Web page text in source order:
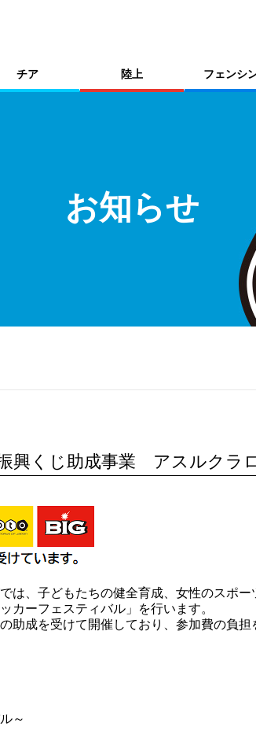
チア 陸上 フェンシ
お知らせ
振興くじ助成事業 アスルクラ
は、子どもたちの健全育成、女性のスポ
カーフェスティバル」を行います。
助成を受けて開催しており、参加費の負
～